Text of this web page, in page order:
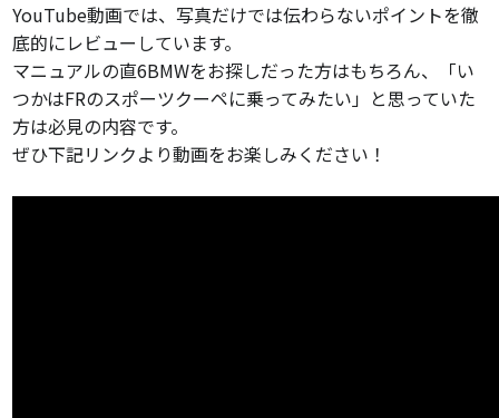
YouTube動画では、写真だけでは伝わらないポイントを徹
底的にレビューしています。
マニュアルの直6BMWをお探しだった方はもちろん、「い
つかはFRのスポーツクーペに乗ってみたい」と思っていた
方は必見の内容です。
ぜひ下記リンクより動画をお楽しみください！